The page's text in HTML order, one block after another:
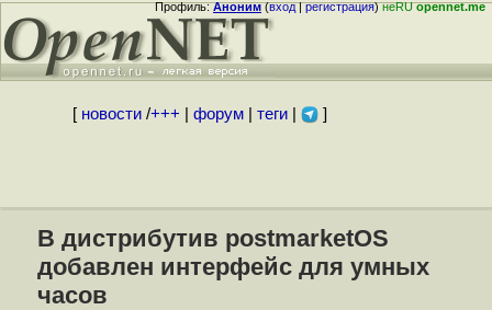
Профиль:Аноним(вход|регистрация)неRUopennet.me
[ новости/+++ форум| теги| ]
В дистрибутив postmarketOS
добавлен интерфейс для умных
часов